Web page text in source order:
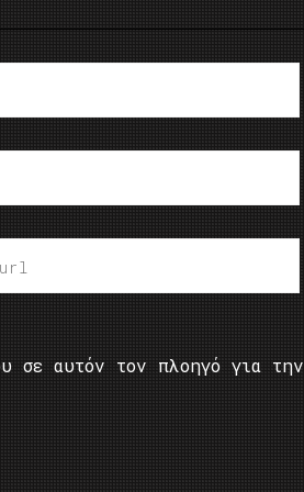
σε αυτόν τον πλοηγό για την